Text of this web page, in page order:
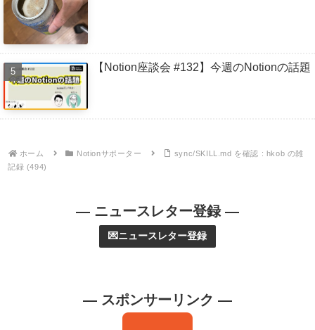
【Notion座談会 #132】今週のNotionの話題
ホーム Notionサポーター
sync/SKILL.md を確認 : hkob の雑
記録 (494)
— ニュースレター登録 —
💌ニュースレター登録
— スポンサーリンク —